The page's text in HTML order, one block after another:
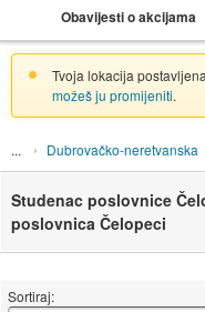
Obavijesti o akcijama
Tvoja lokacija
možeš ju promijeniti.
Dubrovačko-neretvanska
Studenac poslovnice
poslovnica Čelopeci
Sortiraj: